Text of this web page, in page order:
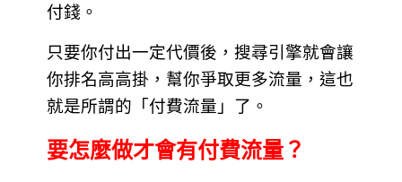
付錢。
只要你付出一定代價後，搜尋引擎就會讓
你排名高高掛，幫你爭取更多流量，這也
就是所謂的「付費流量」了。
要怎麼做才會有付費流量？